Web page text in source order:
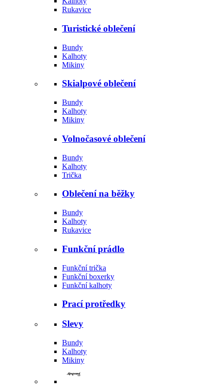
Rukavice
Turistické oblečení
Bundy
Kalhoty
Mikiny
Skialpové oblečení
Bundy
Kalhoty
Mikiny
Volnočasové oblečení
Bundy
Kalhoty
Trička
Oblečení na běžky
Bundy
Kalhoty
Rukavice
Funkční prádlo
Funkční trička
Funkční boxerky
Funkční kalhoty
Prací protředky
Slevy
Bundy
Kalhoty
Mikiny